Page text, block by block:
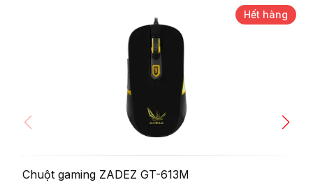
Hết hàng
Chuột gaming ZADEZ GT-613M